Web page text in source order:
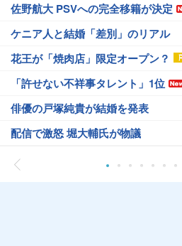
佐野航大 PSVへの完全移籍が決定
ケニア人と結婚「差別」のリアル
花王が「焼肉店」限定オープン？
「許せない不祥事タレント」1位
俳優の戸塚純貴が結婚を発表
配信で激怒 堀大輔氏が物議